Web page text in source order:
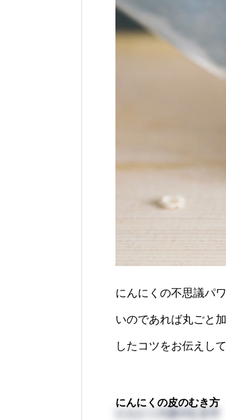
にんにくの不思議パ
いのであれば丸ごと
したコツをお伝えし
にんにくの皮のむき方